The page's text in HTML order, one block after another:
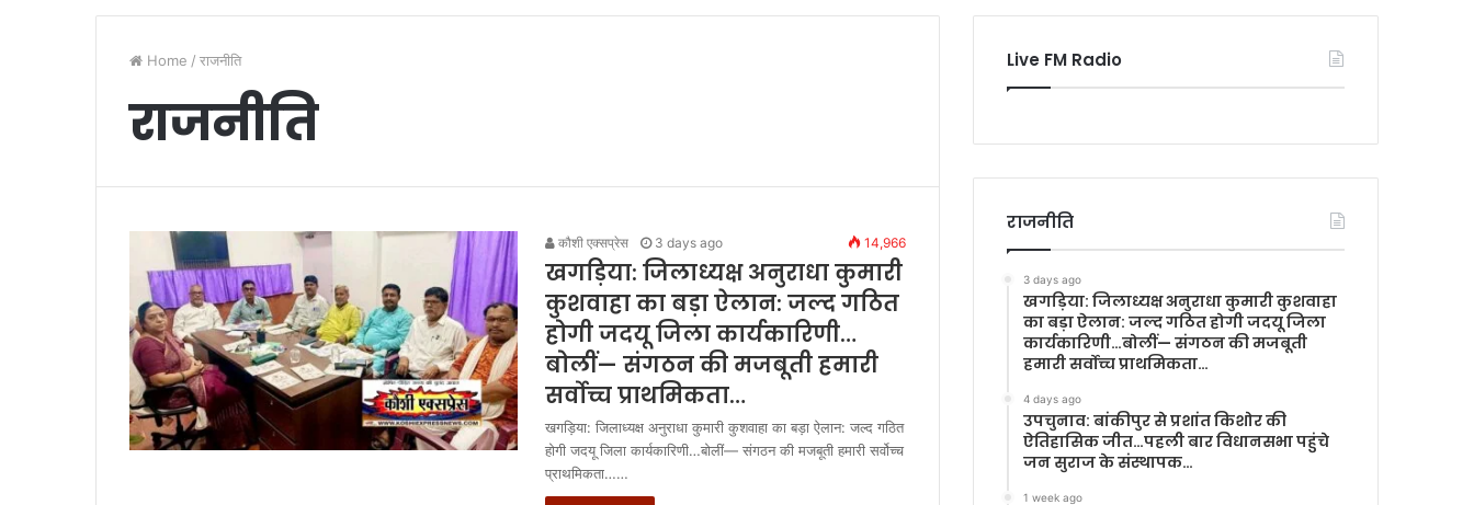
Home / राजनीति
राजनीति
कौशी एक्सप्रेस 3 days ago 14,966
खगड़िया: जिलाध्यक्ष अनुराधा कुमारी
कुशवाहा का बड़ा ऐलान: जल्द गठित
होगी जदयू जिला कार्यकारिणी…
बोलीं— संगठन की मजबूती हमारी
सर्वोच्च प्राथमिकता…
खगड़िया: जिलाध्यक्ष अनुराधा कुमारी कुशवाहा का बड़ा ऐलान: जल्द गठित
होगी जदयू जिला कार्यकारिणी…बोलीं— संगठन की मजबूती हमारी सर्वोच्च
प्राथमिकता……
Live FM Radio
राजनीति
3 days ago
खगड़िया: जिलाध्यक्ष अनुराधा कुमारी कुशवाहा
का बड़ा ऐलान: जल्द गठित होगी जदयू जिला
कार्यकारिणी…बोलीं— संगठन की मजबूती
हमारी सर्वोच्च प्राथमिकता…
4 days ago
उपचुनाव: बांकीपुर से प्रशांत किशोर की
ऐतिहासिक जीत…पहली बार विधानसभा पहुंचे
जन सुराज के संस्थापक…
1 week ago